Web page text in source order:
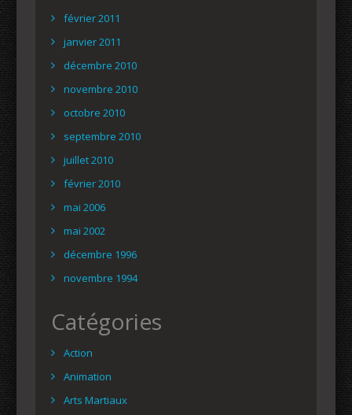
février 2011
janvier 2011
décembre 2010
novembre 2010
octobre 2010
septembre 2010
juillet 2010
février 2010
mai 2006
mai 2002
décembre 1996
novembre 1994
Catégories
Action
Animation
Arts Martiaux